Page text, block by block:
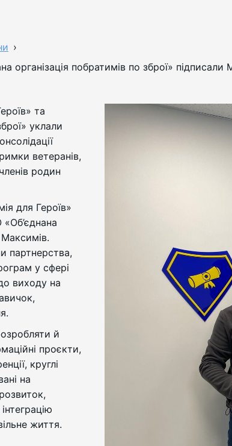
›
організація побратимів по зброї»
та
уклали
ветеранів,
родин
для Героїв»
Максимів.
партнерства,
у сфері
виходу на
й
проєкти,
круглі
на
життя.